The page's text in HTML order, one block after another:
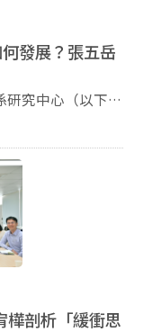
補助單
域標竿計畫
發展？張五岳
系列演講，邀請
與國際局勢，本
風險觀測指標，
專家和學生參
對外干涉的過程
人友誼」，以個
。張五岳認為，
古巴政權更迭。
樺剖析「緩衝思